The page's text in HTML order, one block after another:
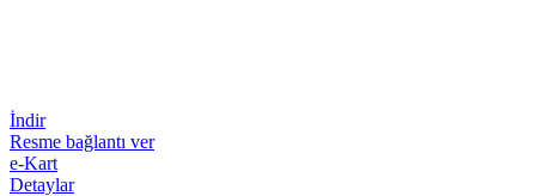
İndir
Resme bağlantı ver
e-Kart
Detaylar